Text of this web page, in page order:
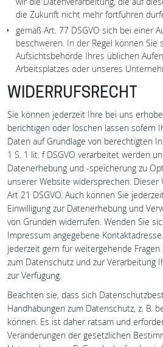
wir die Datenverarbeitung, die auf
die Zukunft nicht mehr fortführen
gemäß Art. 77 DSGVO sich bei einer
beschweren. In der Regel können Sie
Aufsichtsbehörde Ihres üblichen
Arbeitsplatzes oder unseres
WIDERRUFSRECHT
Sie können jederzeit Ihre bei uns
berichtigen oder löschen lassen sofern
Daten auf Grundlage von berechtigten
1 S. 1 lit. f DSGVO verarbeitet werden
Datenerhebung und -speicherung zu
unserer Website widersprechen. Dieser
Art 21 DSGVO. Auch können Sie
Einwilligung zur Datenerhebung und
von Gründen widerrufen. Wenden Sie
Impressum angegebene
jederzeit gern für weitergehende
zum Datenschutz und zur Verarbeitung
zur Verfügung.
Beachten sie, dass sich
Handhabungen zum Datenschutz, z. B.
können. Es ist daher ratsam und
Veränderungen der gesetzlichen